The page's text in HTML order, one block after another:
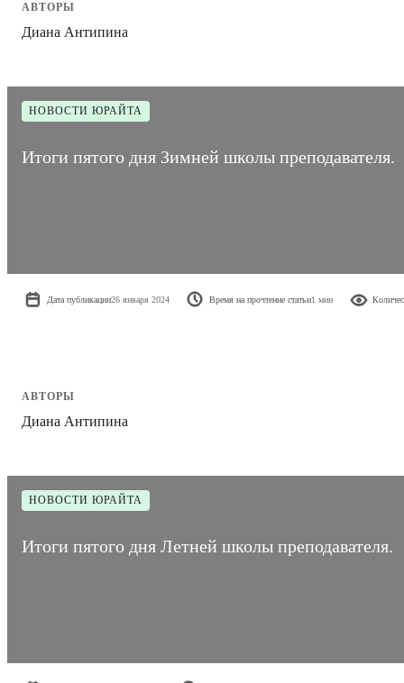
АВТОРЫ
Диана Антипина
НОВОСТИ ЮРАЙТА
Итоги пятого дня Зимней школы преподавателя.
Дата публикации26 января 2024 Время на прочтение статьи1 мин
АВТОРЫ
Диана Антипина
НОВОСТИ ЮРАЙТА
Итоги пятого дня Летней школы преподавателя.